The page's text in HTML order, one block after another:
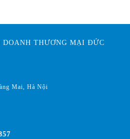
DOANH THƯƠNG MẠI ĐỨC
Mai, Hà Nội